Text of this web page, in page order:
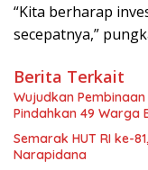
“Kita berharap
secepatnya,”
Berita Terkait
Wujudkan
Pindahkan 49 Warga
Semarak HUT RI ke-
Narapidana